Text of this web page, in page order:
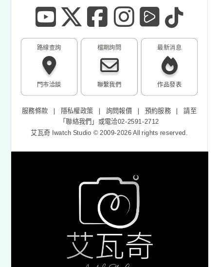
路線查詢
門市洽談
最新消息
作品發表
檔期詢問
聯繫我們
服務條款 ❘ 隱私權政策 ❘詢問報價 ❘預約服務 ❘請至
「聯絡我們 」或電洽02-2591-2712
艾瓦奇 Iwatch Studio © 2009-2026 All rights reserved.